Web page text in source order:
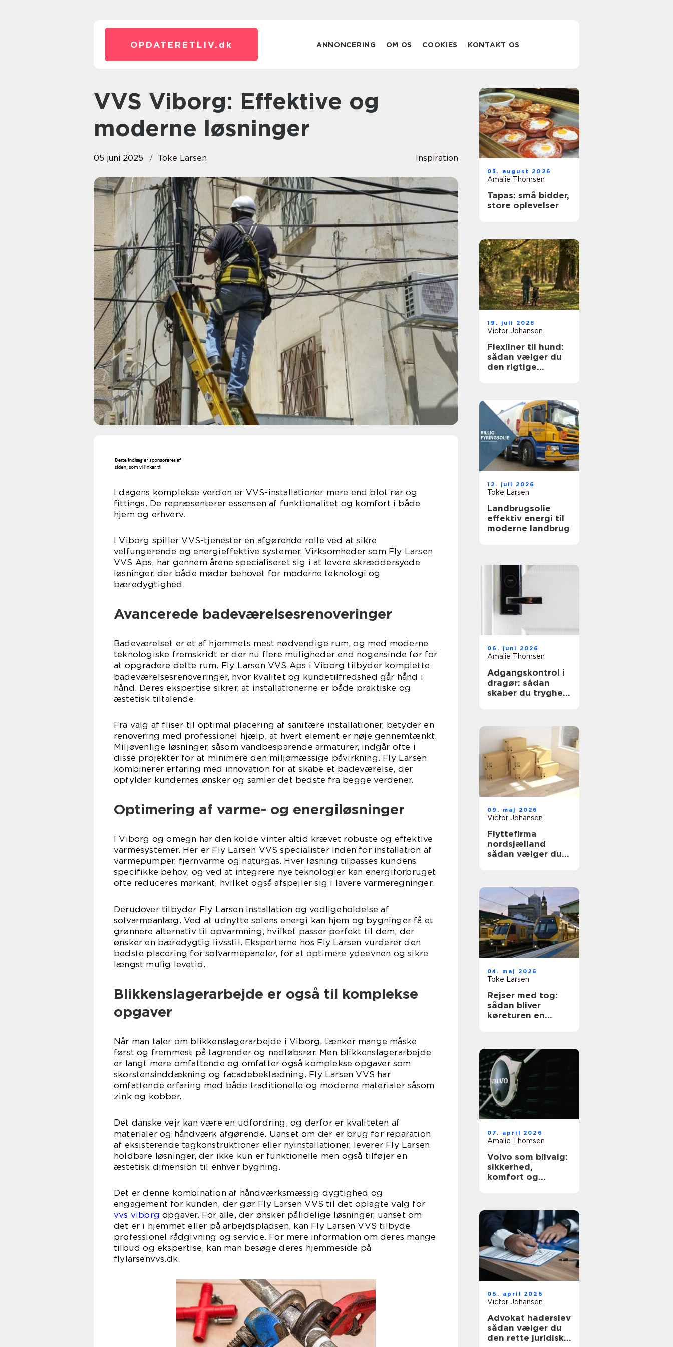
OPDATERETLIV. dk ANNONCERING OM OS COOKIES KONTAKT OS
VVS Viborg: Effektive og
moderne løsninger
05 juni 2025 Toke Larsen Inspiration
I dagens komplekse verden er VVS-installationer mere end blot rør og
fittings. De repræsenterer essensen af funktionalitet og komfort i både
hjem og erhverv.
I Viborg spiller VVS-tjenester en afgørende rolle ved at sikre
velfungerende og energieffektive systemer. Virksomheder som Fly Larsen
VVS Aps, har gennem årene specialiseret sig i at levere skræddersyede
løsninger, der både møder behovet for moderne teknologi og
bæredygtighed.
Avancerede badeværelsesrenoveringer
Badeværelset er et af hjemmets mest nødvendige rum, og med moderne
teknologiske fremskridt er der nu flere muligheder end nogensinde før for
at opgradere dette rum. Fly Larsen VVS Aps i Viborg tilbyder komplette
badeværelsesrenoveringer, hvor kvalitet og kundetilfredshed går hånd i
hånd. Deres ekspertise sikrer, at installationerne er både praktiske og
æstetisk tiltalende.
Fra valg af fliser til optimal placering af sanitære installationer, betyder en
renovering med professionel hjælp, at hvert element er nøje gennemtænkt.
Miljøvenlige løsninger, såsom vandbesparende armaturer, indgår ofte i
disse projekter for at minimere den miljømæssige påvirkning. Fly Larsen
kombinerer erfaring med innovation for at skabe et badeværelse, der
opfylder kundernes ønsker og samler det bedste fra begge verdener.
Optimering af varme- og energiløsninger
I Viborg og omegn har den kolde vinter altid krævet robuste og effektive
varmesystemer. Her er Fly Larsen VVS specialister inden for installation af
varmepumper, fjernvarme og naturgas. Hver løsning tilpasses kundens
specifikke behov, og ved at integrere nye teknologier kan energiforbruget
ofte reduceres markant, hvilket også afspejler sig i lavere varmeregninger.
Derudover tilbyder Fly Larsen installation og vedligeholdelse af
solvarmeanlæg. Ved at udnytte solens energi kan hjem og bygninger få et
grønnere alternativ til opvarmning, hvilket passer perfekt til dem, der
ønsker en bæredygtig livsstil. Eksperterne hos Fly Larsen vurderer den
bedste placering for solvarmepaneler, for at optimere ydeevnen og sikre
længst mulig levetid.
Blikkenslagerarbejde er også til komplekse
opgaver
Når man taler om blikkenslagerarbejde i Viborg, tænker mange måske
først og fremmest på tagrender og nedløbsrør. Men blikkenslagerarbejde
er langt mere omfattende og omfatter også komplekse opgaver som
skorstensinddækning og facadebeklædning. Fly Larsen VVS har
omfattende erfaring med både traditionelle og moderne materialer såsom
zink og kobber.
Det danske vejr kan være en udfordring, og derfor er kvaliteten af
materialer og håndværk afgørende. Uanset om der er brug for reparation
af eksisterende tagkonstruktioner eller nyinstallationer, leverer Fly Larsen
holdbare løsninger, der ikke kun er funktionelle men også tilføjer en
æstetisk dimension til enhver bygning.
Det er denne kombination af håndværksmæssig dygtighed og
engagement for kunden, der gør Fly Larsen VVS til det oplagte valg for
vvs viborg opgaver. For alle, der ønsker pålidelige løsninger, uanset om
det er i hjemmet eller på arbejdspladsen, kan Fly Larsen VVS tilbyde
professionel rådgivning og service. For mere information om deres mange
tilbud og ekspertise, kan man besøge deres hjemmeside på
flylarsenvvs.dk.
03. august 2026
Amalie Thomsen
Tapas: små bidder,
store oplevelser
19. juli 2026
Victor Johansen
Flexliner til hund:
sådan vælger du
den rigtige
12. juli 2026
Toke Larsen
Landbrugsolie
effektiv energi til
moderne landbrug
06. juni 2026
Amalie Thomsen
Adgangskontrol i
dragør: sådan
skaber du tryghed
09. maj 2026
Victor Johansen
Flyttefirma
nordsjælland
sådan vælger du
04. maj 2026
Toke Larsen
Rejser med tog:
sådan bliver
køreturen en
07. april 2026
Amalie Thomsen
Volvo som bilvalg:
sikkerhed,
komfort og
06. april 2026
Victor Johansen
Advokat haderslev
sådan vælger du
den rette juridiske